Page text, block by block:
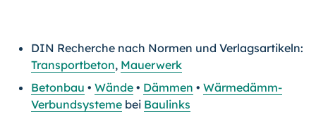
DIN Recherche nach Normen und Verlagsartikeln:
Transportbeton, Mauerwerk
Betonbau • Wände • Dämmen • Wärmedämm-
Verbundsysteme bei Baulinks